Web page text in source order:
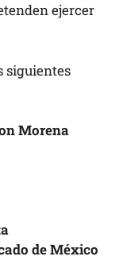
ejercer
siguientes
Morena
de México